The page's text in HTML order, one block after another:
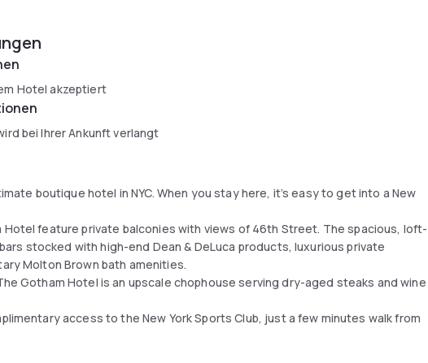
Hotel akzeptiert
bei Ihrer Ankunft verlangt
boutique hotel in NYC. When you stay here, it’s easy to get into a New
feature private balconies with views of 46th Street. The spacious, loft-
stocked with high-end Dean & DeLuca products, luxurious private
Molton Brown bath amenities.
Gotham Hotel is an upscale chophouse serving dry-aged steaks and wine
access to the New York Sports Club, just a few minutes walk from